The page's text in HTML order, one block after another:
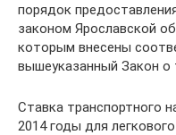
порядок
законом Ярославской
которым внесены
вышеуказанный Закон о
Ставка транспортного
2014 годы для